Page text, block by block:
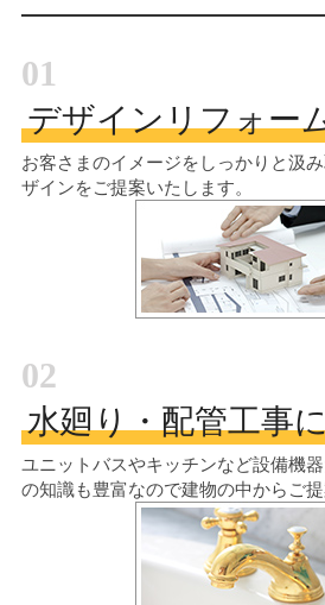
01
デザインリフォー
お客さまのイメージをしっかりと汲
ザインをご提案いたします。
02
水廻り・配管工事
ユニットバスやキッチンなど設備機
の知識も豊富なので建物の中からご提